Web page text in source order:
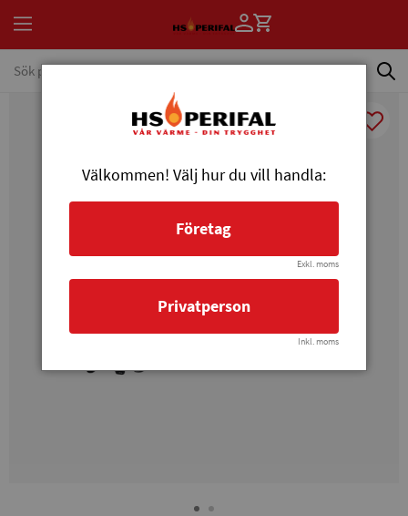
Välkommen! Välj hur du vill handla:
Företag
Exkl. moms
Privatperson
Inkl. moms